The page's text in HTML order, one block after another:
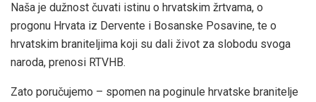
Naša je dužnost čuvati istinu o hrvatskim žrtvama, o
progonu Hrvata iz Dervente i Bosanske Posavine, te o
hrvatskim braniteljima koji su dali život za slobodu svoga
naroda, prenosi RTVHB.
Zato poručujemo – spomen na poginule hrvatske branitelje